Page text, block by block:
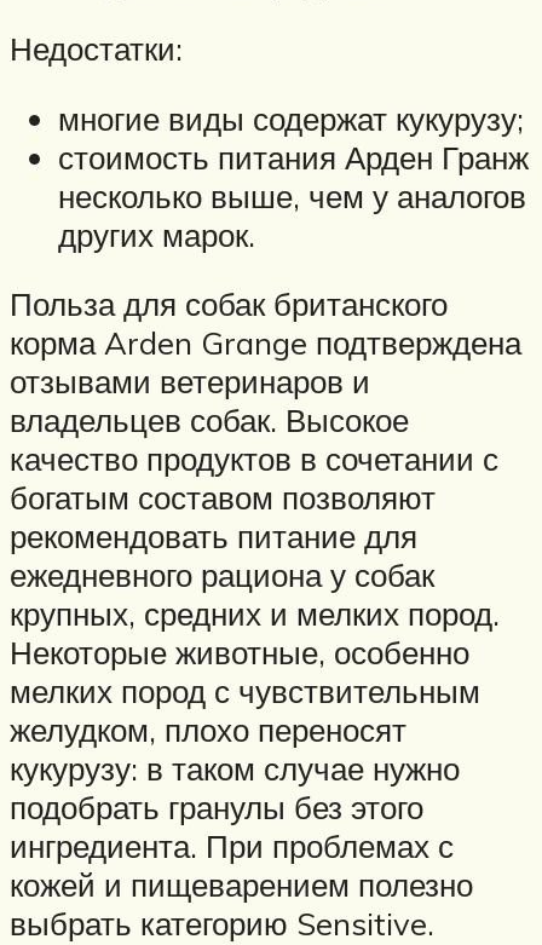
Недостатки:
многие виды содержат кукурузу;
стоимость питания Арден Гранж
несколько выше, чем у аналогов
других марок.
Польза для собак британского
корма Arden Grange подтверждена
отзывами ветеринаров и
владельцев собак. Высокое
качество продуктов в сочетании с
богатым составом позволяют
рекомендовать питание для
ежедневного рациона у собак
крупных, средних и мелких пород.
Некоторые животные, особенно
мелких пород с чувствительным
желудком, плохо переносят
кукурузу: в таком случае нужно
подобрать гранулы без этого
ингредиента. При проблемах с
кожей и пищеварением полезно
выбрать категорию Sensitive.